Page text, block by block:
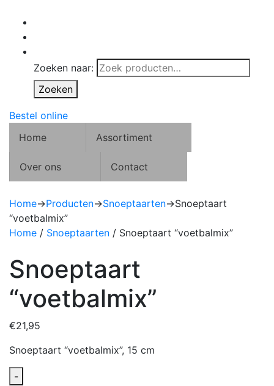
Zoeken naar:
Zoeken
Bestel online
Home
Assortiment
Over ons Contact
Home→Producten→Snoeptaarten→Snoeptaart
“voetbalmix”
Home / Snoeptaarten / Snoeptaart “voetbalmix”
Snoeptaart
“voetbalmix”
€21,95
Snoeptaart “voetbalmix”, 15 cm
-